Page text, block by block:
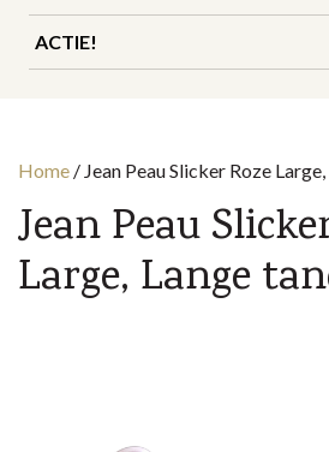
ACTIE!
Home / Jean Peau Slicker Roze
Jean Peau
Large, Lange